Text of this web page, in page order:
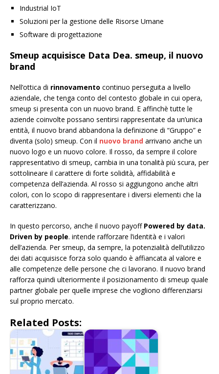
Industrial IoT
Soluzioni per la gestione delle Risorse Umane
Software di progettazione
Smeup acquisisce Data Dea. smeup, il nuovo
brand
Nell’ottica di rinnovamento continuo perseguita a livello
aziendale, che tenga conto del contesto globale in cui opera,
smeup si presenta con un nuovo brand. E affinchè tutte le
aziende coinvolte possano sentirsi rappresentate da un’unica
entità, il nuovo brand abbandona la definizione di “Gruppo” e
diventa (solo) smeup. Con il nuovo brand arrivano anche un
nuovo logo e un nuovo colore. Il rosso, da sempre il colore
rappresentativo di smeup, cambia in una tonalità più scura, per
sottolineare il carattere di forte solidità, affidabilità e
competenza dell’azienda. Al rosso si aggiungono anche altri
colori, con lo scopo di rappresentare i diversi elementi che la
caratterizzano.
In questo percorso, anche il nuovo payoff Powered by data.
Driven by people. intende rafforzare l’identità e i valori
dell’azienda. Per smeup, da sempre, la potenzialità dell’utilizzo
dei dati acquisisce forza solo quando è affiancata al valore e
alle competenze delle persone che ci lavorano. Il nuovo brand
rafforza quindi ulteriormente il posizionamento di smeup quale
partner globale per quelle imprese che vogliono differenziarsi
sul proprio mercato.
Related Posts: